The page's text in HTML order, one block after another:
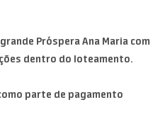
Próspera Ana Maria com
dentro do loteamento.
parte de pagamento